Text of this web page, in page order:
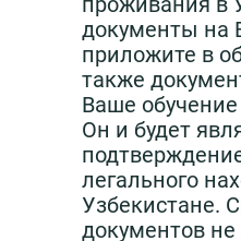
документы на
приложите в
также
Ваше
Он и будет
легального
Узбекистане.
документов